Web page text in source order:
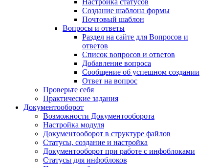
Настройка статусов
Создание шаблона формы
Почтовый шаблон
Вопросы и ответы
Раздел на сайте для Вопросов и
ответов
Список вопросов и ответов
Добавление вопроса
Сообщение об успешном создании
Ответ на вопрос
Проверьте себя
Практические задания
Документооборот
Возможности Документооборота
Настройка модуля
Документооборот в структуре файлов
Статусы, создание и настройка
Документооборот при работе с инфоблоками
Статусы для инфоблоков